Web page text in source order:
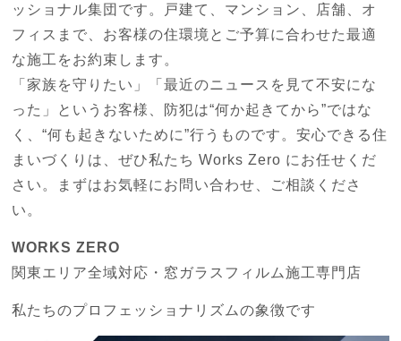
ッショナル集団です。戸建て、マンション、店舗、オ
フィスまで、お客様の住環境とご予算に合わせた最適
な施工をお約束します。
「家族を守りたい」「最近のニュースを見て不安にな
った」というお客様、防犯は“何か起きてから”ではな
く、“何も起きないために”行うものです。安心できる住
まいづくりは、ぜひ私たち Works Zero にお任せくだ
さい。まずはお気軽にお問い合わせ、ご相談くださ
い。
WORKS ZERO
関東エリア全域対応・窓ガラスフィルム施工専門店
私たちのプロフェッショナリズムの象徴です